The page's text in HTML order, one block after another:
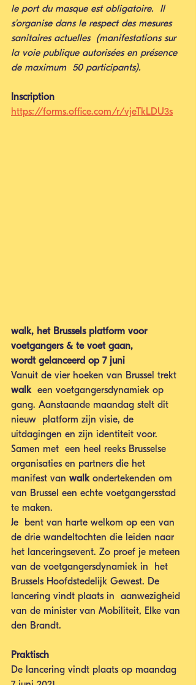
le port du masque est obligatoire.  Il
s'organise dans le respect des mesures
sanitaires actuelles  (manifestations sur
la voie publique autorisées en présence
de maximum  50 participants).
Inscription
https://forms.office.com/r/vjeTkLDU3s
walk, het Brussels platform voor
voetgangers & te voet gaan,
wordt gelanceerd op 7 juni
Vanuit de vier hoeken van Brussel trekt
walk
  een voetgangersdynamiek op
gang. Aanstaande maandag stelt dit
nieuw  platform zijn visie, de
uitdagingen en zijn identiteit voor.
Samen met  een heel reeks Brusselse
organisaties en partners die het
manifest van walk ondertekenden om
van Brussel een echte voetgangersstad
te maken.
Je  bent van harte welkom op een van
de drie wandeltochten die leiden naar
het lanceringsevent. Zo proef je meteen
van de voetgangersdynamiek in  het
Brussels Hoofdstedelijk Gewest. De
lancering vindt plaats in  aanwezigheid
van de minister van Mobiliteit, Elke van
den Brandt.
Praktisch
De lancering vindt plaats op maandag